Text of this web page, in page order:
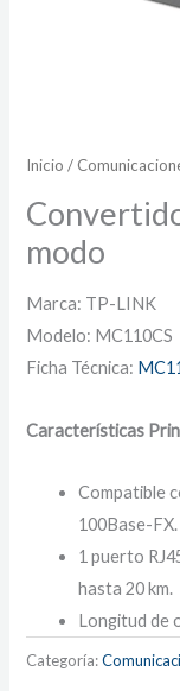
Inicio /
modo
Marca: TP-LINK
Modelo: MC110CS
Ficha Técnica:
Características
Compatible
100Base-FX.
1 puerto
hasta 20 km.
Longitud de
Categoría: